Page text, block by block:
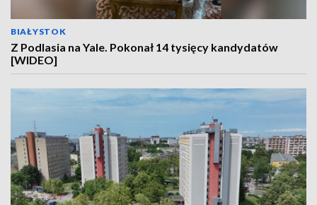
BIAŁYSTOK
Z Podlasia na Yale. Pokonał 14 tysięcy kandydatów
[WIDEO]